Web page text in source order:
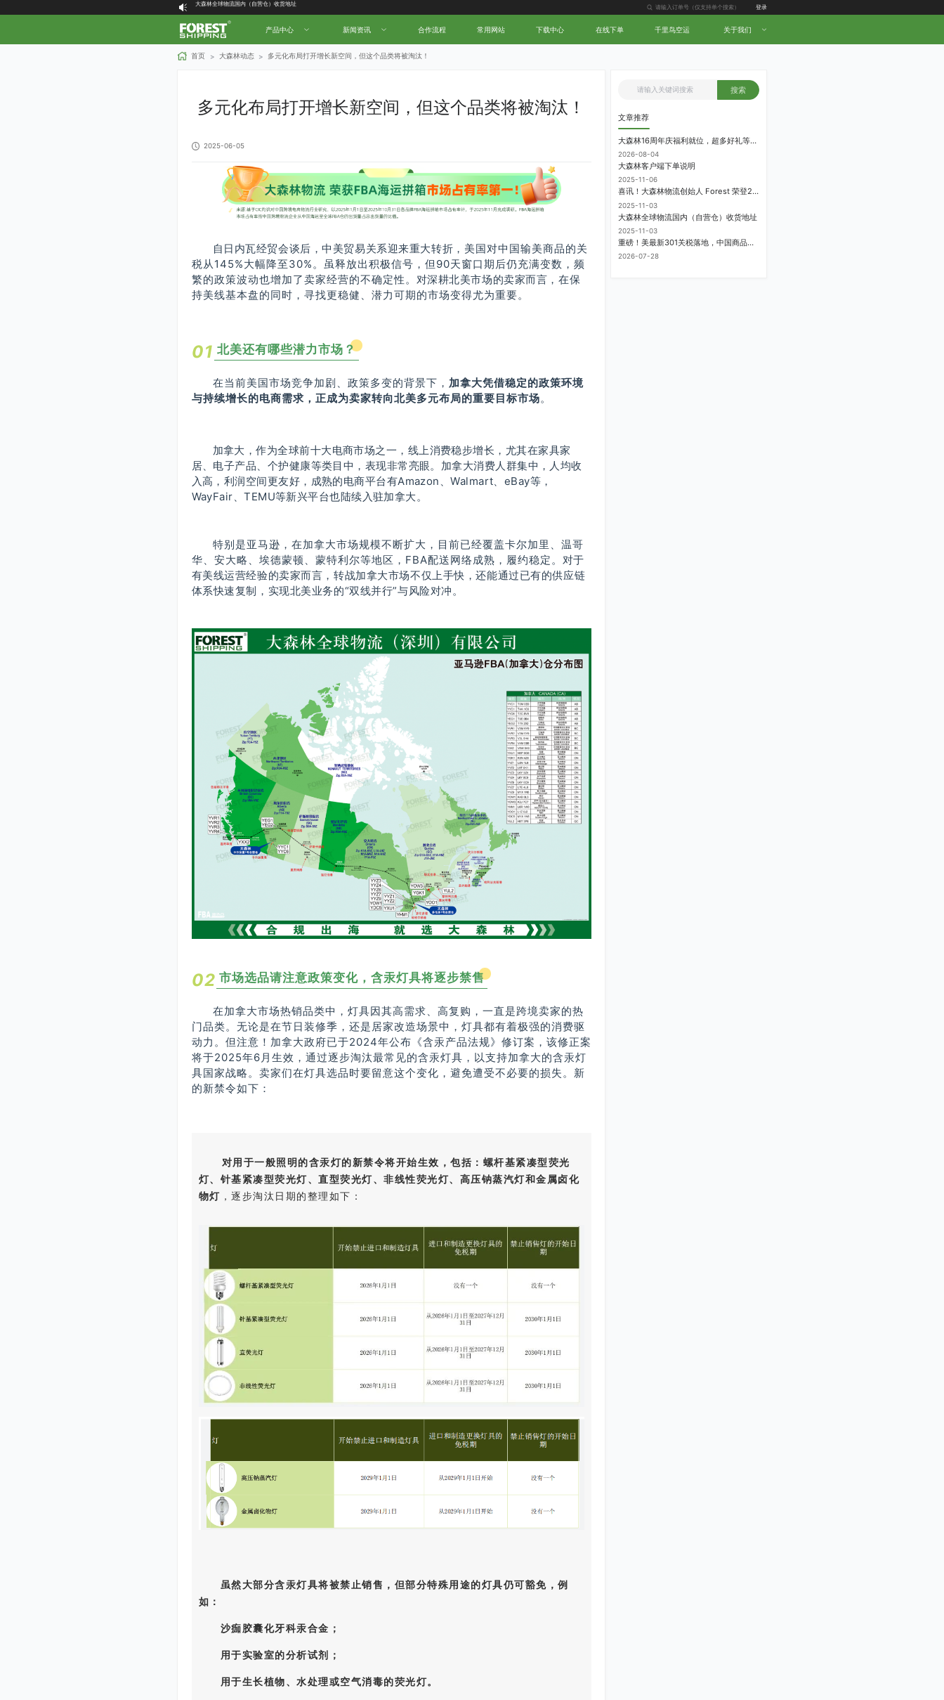
大森林16周年庆福利就位，超多好礼等你拿！
大森林客户端下单说明
喜讯！大森林物流创始人 Forest 荣登2025中国跨境电商物流名人堂！
大森林全球物流国内（自营仓）收货地址
登录
产品中心 新闻资讯 合作流程 常用网站 下载中心 在线下单 千里鸟空运 关于我们
首页 > 大森林动态 > 多元化布局打开增长新空间，但这个品类将被淘汰！
多元化布局打开增长新空间，但这个品类将被淘汰！
2025-06-05
自日内瓦经贸会谈后 ，中美贸易关系迎来重大转折 ，美国对中国输美商品的关
税从145%大幅降至30%。虽释放出积极信号，但90天窗口期后仍充满变数，频
繁的政策波动也增加了卖家经营的不确定性。 对深耕北美市场的卖家而言，在保
持美线基本盘的同时，寻找更稳健、潜力可期的市场变得尤为重要。
01 北美还有哪些潜力市场？
在当前美国市场竞争加剧、政策多变的背景下， 加拿大凭借稳定的政策环境
与持续增长的电商需求，正成为卖家转向北美多元布局的重要目标市场。
加拿大，作为全球前十大电商市场之一，线上消费稳步增长，尤其在家具家
居、电子产品、个护健康等类目中，表现非常亮眼。 加拿大消费人群集中，人均收
入高，利润空间更友好，成熟的电商平台有Amazon、Walmart、eBay等，
WayFair、TEMU等新兴平台也陆续入驻加拿大。
特别是亚马逊，在加拿大市场规模不断扩大，目前已经覆盖卡尔加里、温哥
华、安大略、埃德蒙顿、蒙特利尔等地区，FBA配送网络成熟，履约稳定。 对于
有美线运营经验的卖家而言，转战加拿大市场不仅上手快，还能通过已有的供应链
体系快速复制， 实现北美业务的“双线并行”与风险对冲 。
02 市场选品请注意政策变化，含汞灯具将逐步禁售
在加拿大市场热销品类中，灯具因其高需求、高复购，一直是跨境卖家的热
门品类。无论是在节日装修季，还是居家改造场景中，灯具都有着极强的消费驱
动力。但注意！加拿大政府已于2024年公布《含汞产品法规》修订案，该修正案
将于2025年6月生效，通过逐步淘汰最常见的含汞灯具，以支持加拿大的含汞灯
具国家战略。卖家们在灯具选品时要留意这个变化，避免遭受不必要的损失。新
的新禁令如下：
对用于一般照明的含汞灯的新禁令将开始生效，包括：螺杆基紧凑型荧光
灯、针基紧凑型荧光灯、直型荧光灯、非线性荧光灯、高压钠蒸汽灯和金属卤化
物灯 ，逐步淘汰日期的整理如下：
虽然大部分含汞灯具将被禁止销售，但部分特殊用途的灯具仍可豁免，例
如：
沙痂胶囊化牙科汞合金；
用于实验室的分析试剂；
用于生长植物、水处理或空气消毒的荧光灯。
搜索
文章推荐
大森林16周年庆福利就位，超多好礼等你拿！
2026-08-04
大森林客户端下单说明
2025-11-06
喜讯！大森林物流创始人 Forest 荣登2025中国跨境电商物流名人堂！
2025-11-03
大森林全球物流国内（自营仓）收货地址
2025-11-03
重磅！美最新301关税落地，中国商品加征12.5%！
2026-07-28